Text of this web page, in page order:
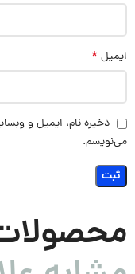
ایمیل *
ذخیره نام، ایمیل و
می‌نویسم.